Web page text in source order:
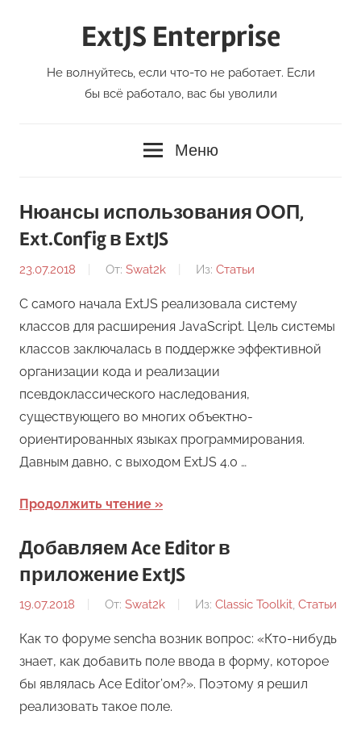
ExtJS Enterprise
Не волнуйтесь, если что-то не работает. Если
бы всё работало, вас бы уволили
Меню
Нюансы использования ООП,
Ext.Config в ExtJS
23.07.2018 От: Swat2k Из: Статьи
С самого начала ExtJS реализовала систему
классов для расширения JavaScript. Цель системы
классов заключалась в поддержке эффективной
организации кода и реализации
псевдоклассического наследования,
существующего во многих объектно-
ориентированных языках программирования.
Давным давно, с выходом ExtJS 4.0 …
Продолжить чтение
Добавляем Ace Editor в
приложение ExtJS
19.07.2018 От: Swat2k Из: Classic Toolkit, Статьи
Как то форуме sencha возник вопрос: «Кто-нибудь
знает, как добавить поле ввода в форму, которое
бы являлась Ace Editor’ом?». Поэтому я решил
реализовать такое поле.